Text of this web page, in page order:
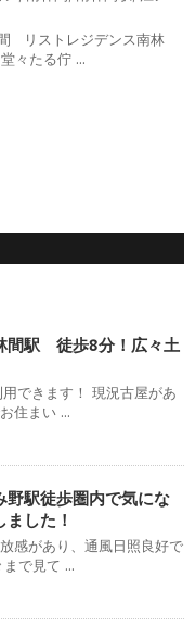
リストレジデンス南林
々たる佇 ...
間駅 徒歩8分！広々土
できます！ 現況古屋があ
住まい ...
野駅徒歩圏内で気にな
した！
感があり、通風日照良好で
で見て ...